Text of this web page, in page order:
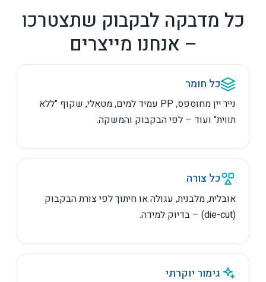
כל מדבקה לבקבוק שתצטרכו
– אנחנו מייצרים
כל חומר
נייר יין מחוספס, PP עמיד למים, מטאלי, שקוף "ללא
תווית" ועוד – לפי הבקבוק והמשקה.
כל צורה
אובלית, מלבנית, עגולה או חיתוך לפי צורת הבקבוק
(die-cut) – בדיוק למידה.
גימור יוקרתי